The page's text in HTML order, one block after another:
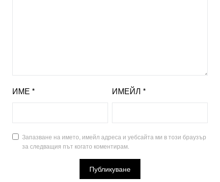
ИМЕ * ИМЕЙЛ *
Запазване на името, имейл адреса и уебсайта ми в този браузър
за следващия път когато коментирам.